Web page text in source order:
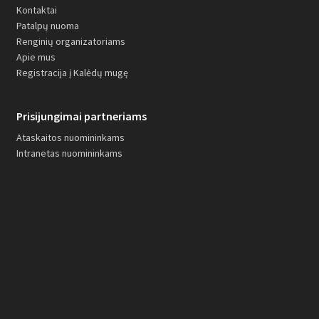
Kontaktai
Patalpų nuoma
Renginių organizatoriams
Apie mus
Registracija į Kalėdų mugę
Prisijungimai partneriams
Ataskaitos nuomininkams
Intranetas nuomininkams